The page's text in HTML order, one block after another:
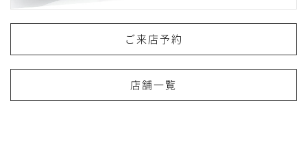
ご来店予約
店舗一覧